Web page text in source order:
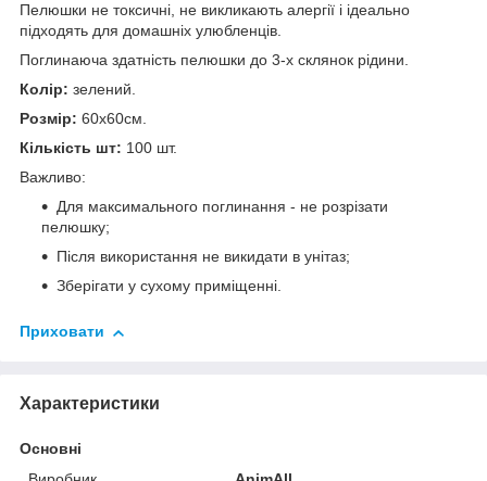
Пелюшки не токсичні, не викликають алергії і ідеально
підходять для домашніх улюбленців.
Поглинаюча здатність пелюшки до 3-х склянок рідини.
Колір: зелений.
Розмір: 60х60см.
Кількість шт: 100 шт.
Важливо:
Для максимального поглинання - не розрізати
пелюшку;
Після використання не викидати в унітаз;
Зберігати у сухому приміщенні.
Приховати
Характеристики
Основні